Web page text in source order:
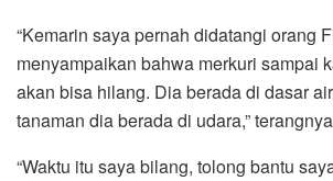
“Kemarin saya pernah didatangi orang
menyampaikan bahwa merkuri sampai
akan bisa hilang. Dia berada di dasar
tanaman dia berada di udara,”
“Waktu itu saya bilang, tolong bantu